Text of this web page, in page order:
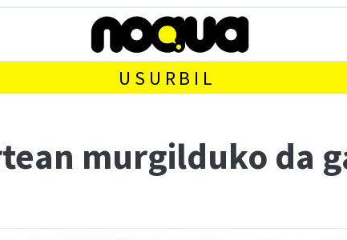
USURBIL
murgilduko da